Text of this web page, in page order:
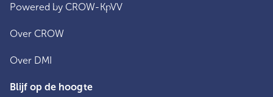
Powered by CROW-KpVV
Over CROW
Over DMI
Blijf op de hoogte